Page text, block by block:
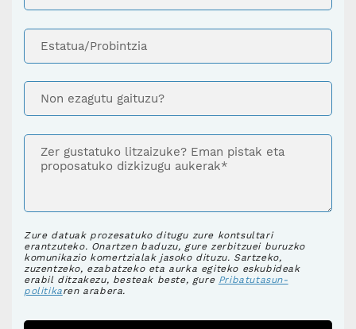
Zure datuak prozesatuko ditugu zure kontsultari
erantzuteko. Onartzen baduzu, gure zerbitzuei buruzko
komunikazio komertzialak jasoko dituzu. Sartzeko,
zuzentzeko, ezabatzeko eta aurka egiteko eskubideak
erabil ditzakezu, besteak beste, gure Pribatutasun-
politikaren arabera.